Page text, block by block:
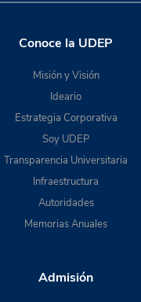
Conoce la UDEP
Misión y Visión
Ideario
Estrategia Corporativa
Soy UDEP
Transparencia Universitaria
Infraestructura
Autoridades
Memorias Anuales
Admisión